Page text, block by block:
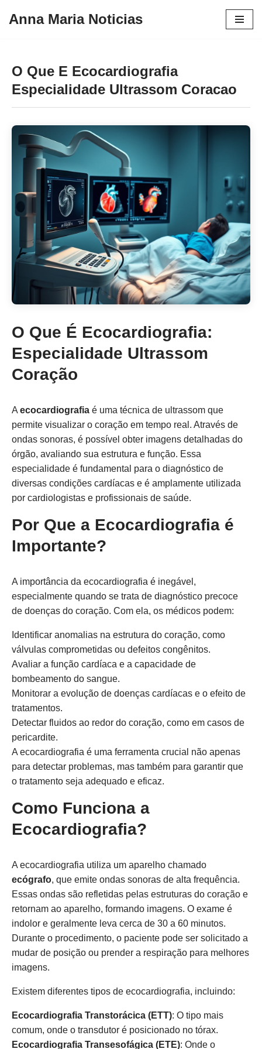
conteúdo
Anna Maria Noticias
O Que E Ecocardiografia
Especialidade Ultrassom Coracao
O Que É Ecocardiografia:
Especialidade Ultrassom
Coração
A ecocardiografia é uma técnica de ultrassom que
permite visualizar o coração em tempo real. Através de
ondas sonoras, é possível obter imagens detalhadas do
órgão, avaliando sua estrutura e função. Essa
especialidade é fundamental para o diagnóstico de
diversas condições cardíacas e é amplamente utilizada
por cardiologistas e profissionais de saúde.
Por Que a Ecocardiografia é
Importante?
A importância da ecocardiografia é inegável,
especialmente quando se trata de diagnóstico precoce
de doenças do coração. Com ela, os médicos podem:
Identificar anomalias na estrutura do coração, como
válvulas comprometidas ou defeitos congênitos.
Avaliar a função cardíaca e a capacidade de
bombeamento do sangue.
Monitorar a evolução de doenças cardíacas e o efeito de
tratamentos.
Detectar fluidos ao redor do coração, como em casos de
pericardite.
A ecocardiografia é uma ferramenta crucial não apenas
para detectar problemas, mas também para garantir que
o tratamento seja adequado e eficaz.
Como Funciona a
Ecocardiografia?
A ecocardiografia utiliza um aparelho chamado
ecógrafo, que emite ondas sonoras de alta frequência.
Essas ondas são refletidas pelas estruturas do coração e
retornam ao aparelho, formando imagens. O exame é
indolor e geralmente leva cerca de 30 a 60 minutos.
Durante o procedimento, o paciente pode ser solicitado a
mudar de posição ou prender a respiração para melhores
imagens.
Existem diferentes tipos de ecocardiografia, incluindo:
Ecocardiografia Transtorácica (ETT): O tipo mais
comum, onde o transdutor é posicionado no tórax.
Ecocardiografia Transesofágica (ETE): Onde o